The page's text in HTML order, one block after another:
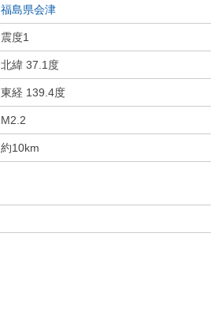
福島県会津
震度1
北緯 37.1度
東経 139.4度
M2.2
約10km